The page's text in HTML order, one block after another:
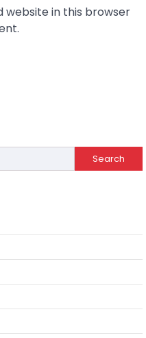
website in this browser
Search